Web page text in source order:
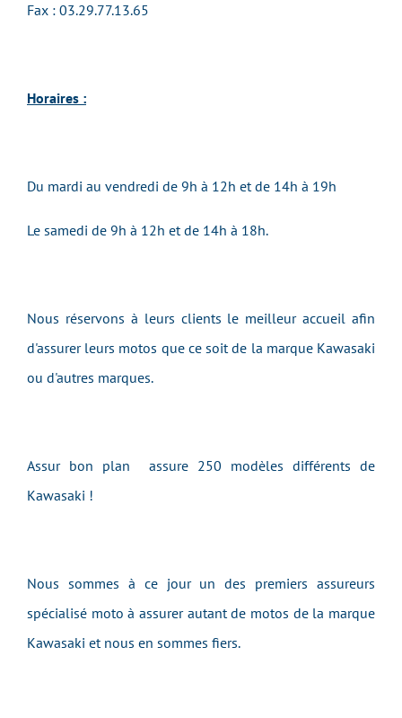
Fax : 03.29.77.13.65
Horaires :
Du mardi au vendredi de 9h à 12h et de 14h à 19h
Le samedi de 9h à 12h et de 14h à 18h.
Nous réservons à leurs clients le meilleur accueil afin
d'assurer leurs motos que ce soit de la marque Kawasaki
ou d'autres marques.
Assur bon plan assure 250 modèles différents de
Kawasaki !
Nous sommes à ce jour un des premiers assureurs
spécialisé moto à assurer autant de motos de la marque
Kawasaki et nous en sommes fiers.